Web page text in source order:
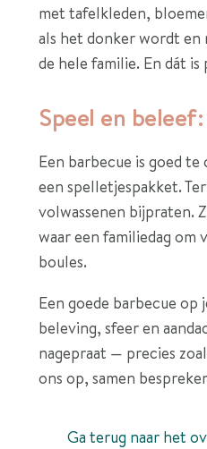
met tafelkleden,
als het donker wordt en
de hele familie. En dát
Speel en
Een barbecue is goed
een spelletjespakket.
volwassenen bijpraten.
waar een familiedag om
boules.
Een goede barbecue op
beleving, sfeer en
nagepraat — precies
ons op, samen
Ga terug naar het